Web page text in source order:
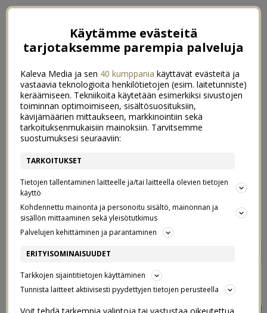
MITÄ PAKATA
SAIRAALAKASSIIN
9/04/2023
Käytämme evästeitä
tarjotaksemme parempia palveluja
Kaleva Media ja sen 40 kumppania käyttävät evästeitä ja
vastaavia teknologioita henkilötietojen (esim. laitetunniste)
keräämiseen. Tekniikoita käytetään esimerkiksi sivustojen
toiminnan optimoimiseen, sisältösuosituksiin,
kävijämäärien mittaukseen, markkinointiin sekä
tarkoituksenmukaisiin mainoksiin. Tarvitsemme
suostumuksesi seuraaviin:
TARKOITUKSET
Tietojen tallentaminen laitteelle ja/tai laitteella olevien tietojen
käyttö
Kohdennettu mainonta ja personoitu sisältö, mainonnan ja
sisällön mittaaminen sekä yleisötutkimus
Palvelujen kehittäminen ja parantaminen
ERITYISOMINAISUUDET
Tarkkojen sijaintitietojen käyttäminen
Tunnista laitteet aktiivisesti pyydettyjen tietojen perusteella